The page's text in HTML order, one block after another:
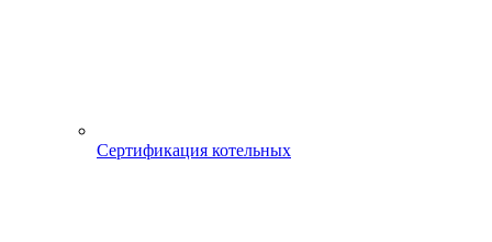
Сертификация котельных